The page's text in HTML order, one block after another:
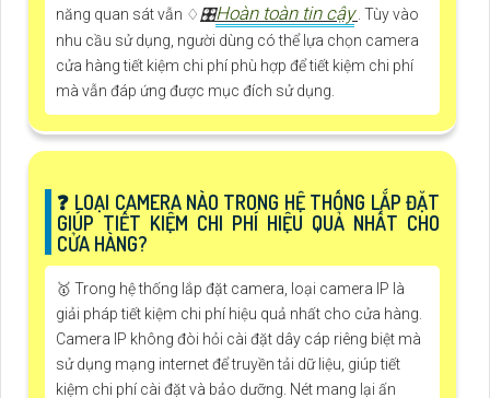
năng quan sát vẫn ♢ 🎛Hoàn toàn tin cậy . Tùy vào
nhu cầu sử dụng, người dùng có thể lựa chọn camera
cửa hàng tiết kiệm chi phí phù hợp để tiết kiệm chi phí
mà vẫn đáp ứng được mục đích sử dụng.
️❓ LOẠI CAMERA NÀO TRONG HỆ THỐNG LẮP ĐẶT
GIÚP TIẾT KIỆM CHI PHÍ HIỆU QUẢ NHẤT CHO
CỬA HÀNG?
🥇 Trong hệ thống lắp đặt camera, loại camera IP là
giải pháp tiết kiệm chi phí hiệu quả nhất cho cửa hàng.
Camera IP không đòi hỏi cài đặt dây cáp riêng biệt mà
sử dụng mạng internet để truyền tải dữ liệu, giúp tiết
kiệm chi phí cài đặt và bảo dưỡng. Nét mang lại ấn